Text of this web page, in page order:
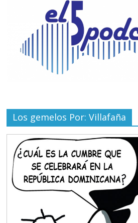
Los gemelos Por: Villafaña